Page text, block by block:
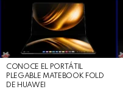
STORIES
CONOCE EL PORTÁTIL
PLEGABLE MATEBOOK FOLD
DE HUAWEI